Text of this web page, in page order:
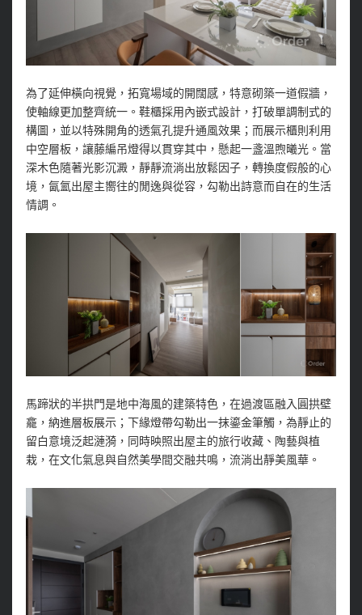
為了延伸橫向視覺，拓寬場域的開闊感，特意砌築一道假牆，
使軸線更加整齊統一。鞋櫃採用內嵌式設計，打破單調制式的
構圖，並以特殊開角的透氣孔提升通風效果；而展示櫃則利用
中空層板，讓藤編吊燈得以貫穿其中，懸起一盞溫煦曦光。當
深木色隨著光影沉澱，靜靜流淌出放鬆因子，轉換度假般的心
境，氤氳出屋主嚮往的閒逸與從容，勾勒出詩意而自在的生活
情調。
馬蹄狀的半拱門是地中海風的建築特色，在過渡區融入圓拱壁
龕，納進層板展示；下緣燈帶勾勒出一抹鎏金筆觸，為靜止的
留白意境泛起漣漪，同時映照出屋主的旅行收藏、陶藝與植
栽，在文化氣息與自然美學間交融共鳴，流淌出靜美風華。